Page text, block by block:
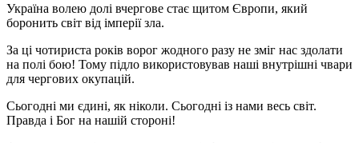
Україна волею долі вчергове стає щитом Європи, який
боронить світ від імперії зла.
За ці чотириста років ворог жодного разу не зміг нас здолати
на полі бою! Тому підло використовував наші внутрішні чвари
для чергових окупацій.
Сьогодні ми єдині, як ніколи. Сьогодні із нами весь світ.
Правда і Бог на нашій стороні!